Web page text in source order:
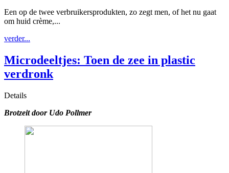
Een op de twee verbruikersprodukten, zo zegt men, of het nu gaat
om huid crème,...
verder...
Microdeeltjes: Toen de zee in plastic
verdronk
Details
Brotzeit door Udo Pollmer